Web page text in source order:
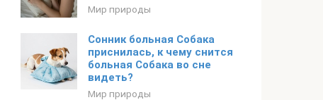
Мир природы
Сонник больная Собака
приснилась, к чему снится
больная Собака во сне
видеть?
Мир природы